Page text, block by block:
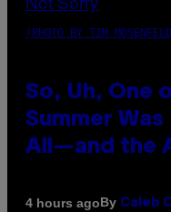
(PHOTO BY TIM
So, Uh, One
Summer
All—and the
4 hours agoBy Caleb